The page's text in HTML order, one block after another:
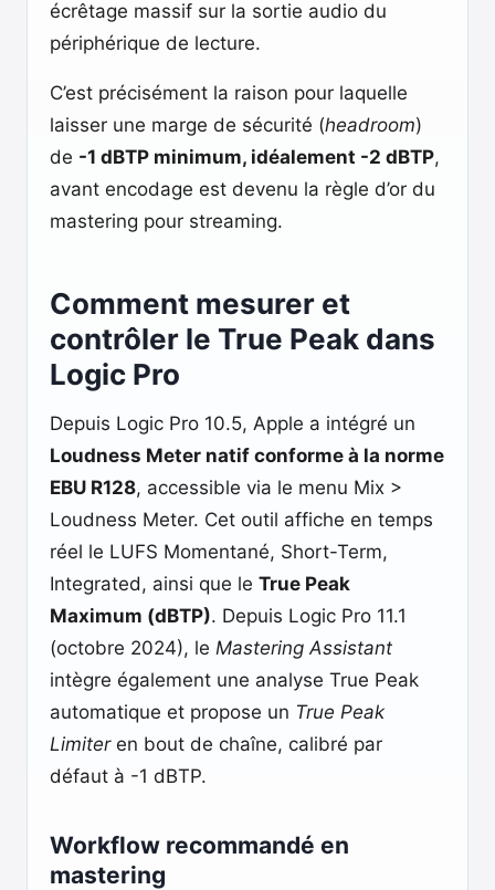
écrêtage massif sur la sortie audio du
périphérique de lecture.
C’est précisément la raison pour laquelle
laisser une marge de sécurité (headroom)
de -1 dBTP minimum, idéalement -2 dBTP,
avant encodage est devenu la règle d’or du
mastering pour streaming.
Comment mesurer et
contrôler le True Peak dans
Logic Pro
Depuis Logic Pro 10.5, Apple a intégré un
Loudness Meter natif conforme à la norme
EBU R128, accessible via le menu Mix >
Loudness Meter. Cet outil affiche en temps
réel le LUFS Momentané, Short-Term,
Integrated, ainsi que le True Peak
Maximum (dBTP). Depuis Logic Pro 11.1
(octobre 2024), le Mastering Assistant
intègre également une analyse True Peak
automatique et propose un True Peak
Limiteren bout de chaîne, calibré par
défaut à -1 dBTP.
Workflow recommandé en
mastering